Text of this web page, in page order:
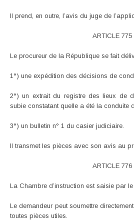
II prend, en outre, l’avis du juge de
ARTICLE 775
Le procureur de la République se fait
1°) une expédition des décisions de
2°) un extrait du registre des lieux de
subie constatant quelle a été la conduite
3°) un bulletin n° 1 du casier judiciaire.
Il transmet les pièces avec son avis au
ARTICLE 776
La Chambre d’instruction est saisie par le
Le demandeur peut soumettre
toutes pièces utiles.